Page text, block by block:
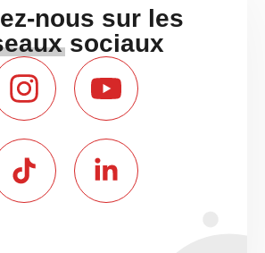
nous sur les
sociaux